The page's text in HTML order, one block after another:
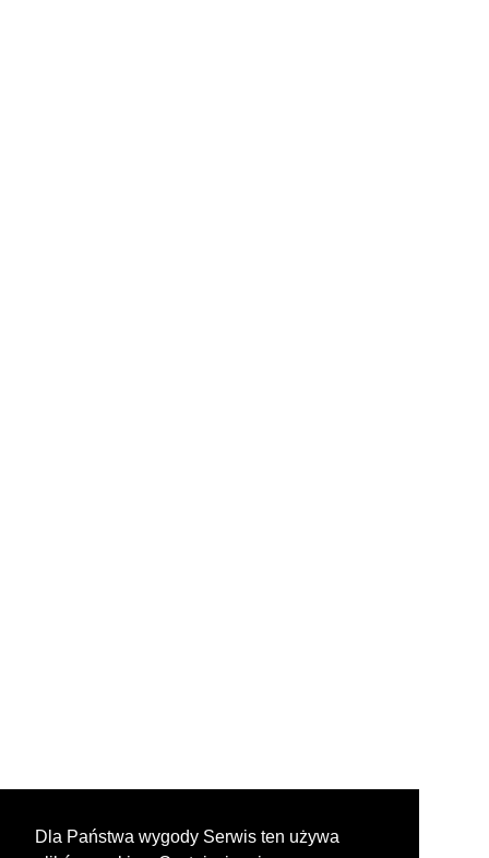
Dla Państwa wygody Serwis ten używa